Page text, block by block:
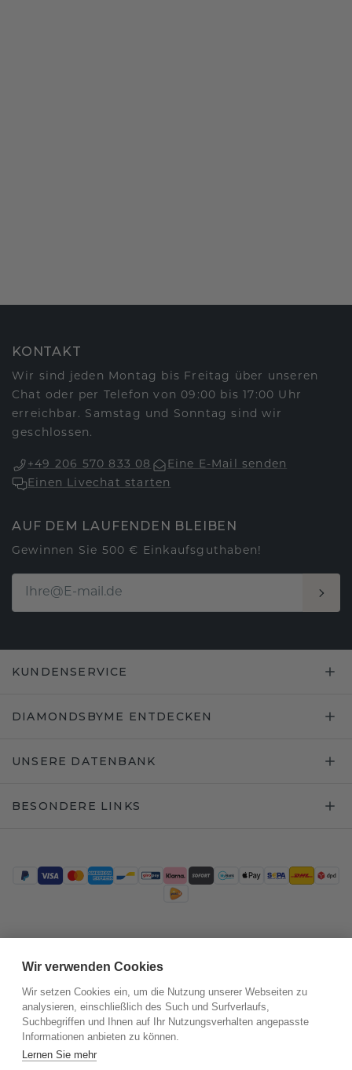
KONTAKT
Wir sind jeden Montag bis Freitag über unseren
Chat oder per Telefon von 09:00 bis 17:00 Uhr
erreichbar. Samstag und Sonntag sind wir
geschlossen.
+49 206 570 833 08
Eine E-Mail senden
Einen Livechat starten
AUF DEM LAUFENDEN BLEIBEN
Gewinnen Sie 500 € Einkaufsguthaben!
KUNDENSERVICE
DIAMONDSBYME ENTDECKEN
UNSERE DATENBANK
BESONDERE LINKS
Wir verwenden Cookies
Wir setzen Cookies ein, um die Nutzung unserer Webseiten zu
analysieren, einschließlich des Such und Surfverlaufs,
Suchbegriffen und Ihnen auf Ihr Nutzungsverhalten angepasste
Informationen anbieten zu können.
Lernen Sie mehr